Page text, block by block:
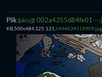
Plik (ukryj):
KB,500x484,125:121, 1444634119909.jpg